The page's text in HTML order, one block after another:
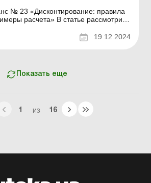
№ 23 «Дисконтирование: правила
расчета» В статье рассмотрим
по договору банковского
19.12.2024
Показать еще
1 ИЗ 16